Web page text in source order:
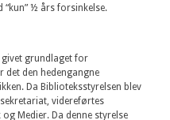
½ års forsinkelse.
grundlaget for
det den hedengangne
Da Biblioteksstyrelsen blev
videreførtes
Medier. Da denne styrelse